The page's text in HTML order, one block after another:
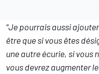
"Je pourrais aussi
être que si vous êtes
une autre écurie, si vous
vous devrez augmenter